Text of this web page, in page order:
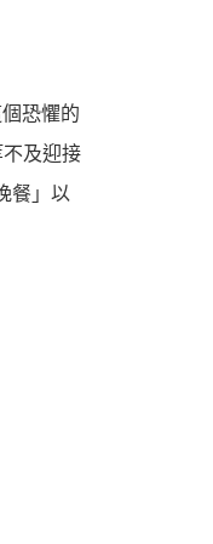
恐懼的
及迎接
餐」以